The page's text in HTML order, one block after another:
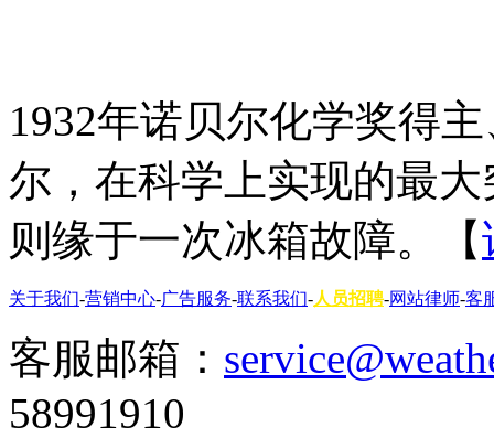
1932年诺贝尔化学奖得
尔，在科学上实现的最
则缘于一次冰箱故障。【
关于我们-营销中心-广告服务-联系我们-人员招聘-网站律师-客
客服邮箱：
58991910